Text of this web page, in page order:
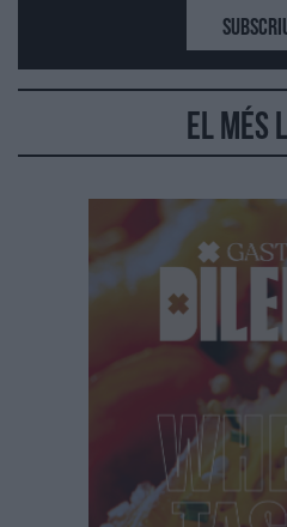
El més